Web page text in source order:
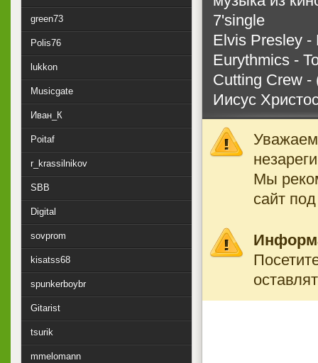
7'single
Elvis Presley -
Eurythmics -
Cutting Crew -
Иисус
Мы
сайт
green73
Polis76
lukkon
Musicgate
Иван_К
Poitaf
r_krassilnikov
SBB
Digital
sovprom
kisatss68
spunkerboybr
Gitarist
tsurik
mmelomann